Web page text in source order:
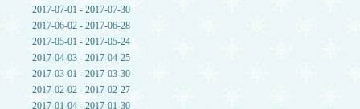
2017-07-01 - 2017-07-30
2017-06-02 - 2017-06-28
2017-05-01 - 2017-05-24
2017-04-03 - 2017-04-25
2017-03-01 - 2017-03-30
2017-02-02 - 2017-02-27
2017-01-04 - 2017-01-30